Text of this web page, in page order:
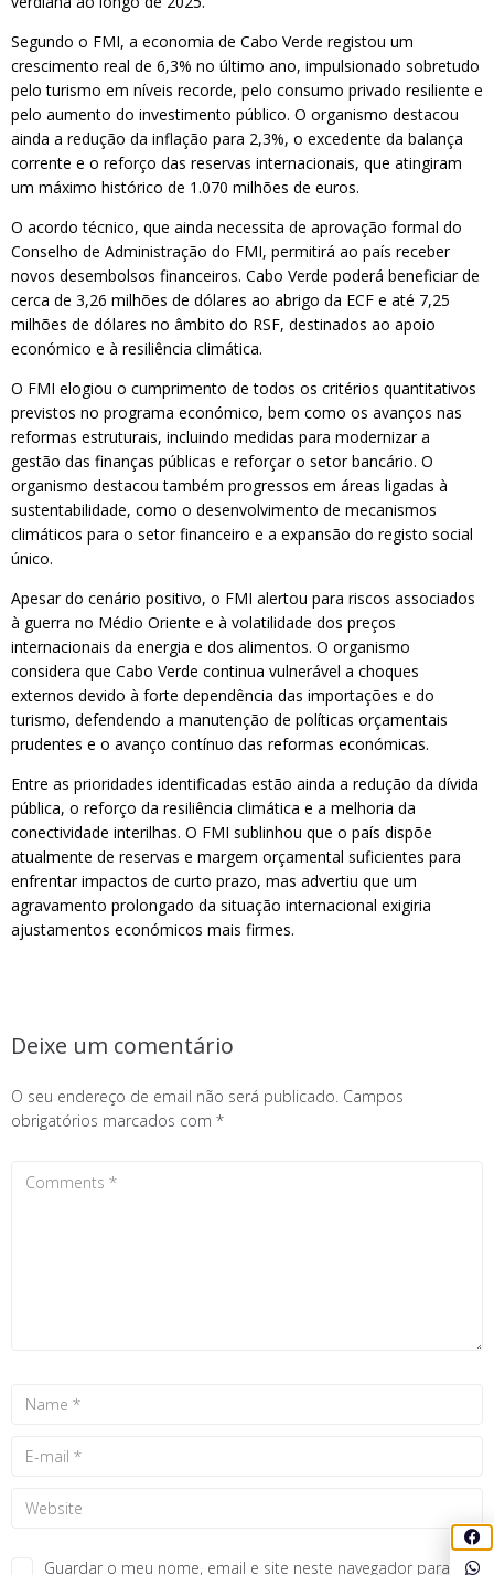
Segundo o FMI, a economia de Cabo Verde registou um
crescimento real de 6,3% no último ano, impulsionado sobretudo
pelo turismo em níveis recorde, pelo consumo privado resiliente e
pelo aumento do investimento público. O organismo destacou
ainda a redução da inflação para 2,3%, o excedente da balança
corrente e o reforço das reservas internacionais, que atingiram
um máximo histórico de 1.070 milhões de euros.
O acordo técnico, que ainda necessita de aprovação formal do
Conselho de Administração do FMI, permitirá ao país receber
novos desembolsos financeiros. Cabo Verde poderá beneficiar de
cerca de 3,26 milhões de dólares ao abrigo da ECF e até 7,25
milhões de dólares no âmbito do RSF, destinados ao apoio
económico e à resiliência climática.
O FMI elogiou o cumprimento de todos os critérios quantitativos
previstos no programa económico, bem como os avanços nas
reformas estruturais, incluindo medidas para modernizar a
gestão das finanças públicas e reforçar o setor bancário. O
organismo destacou também progressos em áreas ligadas à
sustentabilidade, como o desenvolvimento de mecanismos
climáticos para o setor financeiro e a expansão do registo social
único.
Apesar do cenário positivo, o FMI alertou para riscos associados
à guerra no Médio Oriente e à volatilidade dos preços
internacionais da energia e dos alimentos. O organismo
considera que Cabo Verde continua vulnerável a choques
externos devido à forte dependência das importações e do
turismo, defendendo a manutenção de políticas orçamentais
prudentes e o avanço contínuo das reformas económicas.
Entre as prioridades identificadas estão ainda a redução da dívida
pública, o reforço da resiliência climática e a melhoria da
conectividade interilhas. O FMI sublinhou que o país dispõe
atualmente de reservas e margem orçamental suficientes para
enfrentar impactos de curto prazo, mas advertiu que um
agravamento prolongado da situação internacional exigiria
ajustamentos económicos mais firmes.
Deixe um comentário
O seu endereço de email não será publicado. Campos
obrigatórios marcados com *
Guardar o meu nome, email e site neste navegador para a